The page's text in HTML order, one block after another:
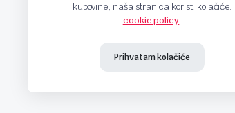
kupovine, naša stranica koristi kolačiće.
cookie policy.
Prihvatam kolačiće